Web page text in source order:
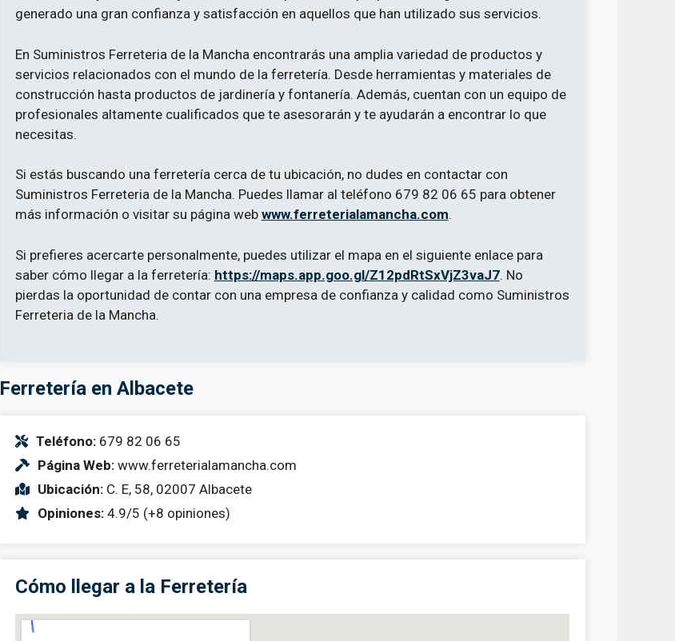
generado una gran confianza y satisfacción en aquellos que han utilizado sus servicios.
En Suministros Ferreteria de la Mancha encontrarás una amplia variedad de productos y
servicios relacionados con el mundo de la ferretería. Desde herramientas y materiales de
construcción hasta productos de jardinería y fontanería. Además, cuentan con un equipo de
profesionales altamente cualificados que te asesorarán y te ayudarán a encontrar lo que
necesitas.
Si estás buscando una ferretería cerca de tu ubicación, no dudes en contactar con
Suministros Ferreteria de la Mancha. Puedes llamar al teléfono 679 82 06 65 para obtener
más información o visitar su página web www.ferreterialamancha.com.
Si prefieres acercarte personalmente, puedes utilizar el mapa en el siguiente enlace para
saber cómo llegar a la ferretería: https://maps.app.goo.gl/Z12pdRtSxVjZ3vaJ7. No
pierdas la oportunidad de contar con una empresa de confianza y calidad como Suministros
Ferreteria de la Mancha.
Ferretería en Albacete
Teléfono:679 82 06 65
Página Web:www.ferreterialamancha.com
Ubicación:C. E, 58, 02007 Albacete
Opiniones:4.9/5 (+8 opiniones)
Cómo llegar a la Ferretería